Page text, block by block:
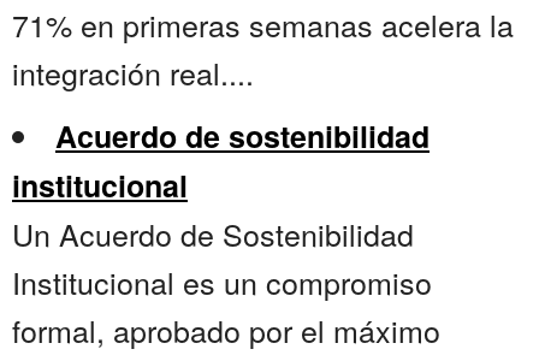
71% en primeras semanas acelera la
integración real....
Acuerdo de sostenibilidad
institucional
Un Acuerdo de Sostenibilidad
Institucional es un compromiso
formal, aprobado por el máximo